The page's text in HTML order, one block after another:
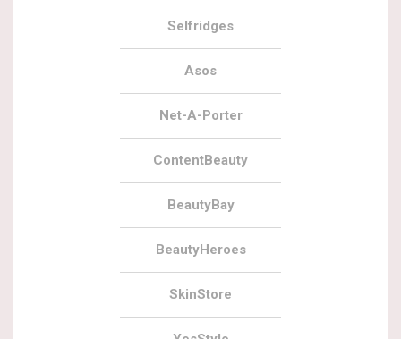
Selfridges
Asos
Net-A-Porter
ContentBeauty
BeautyBay
BeautyHeroes
SkinStore